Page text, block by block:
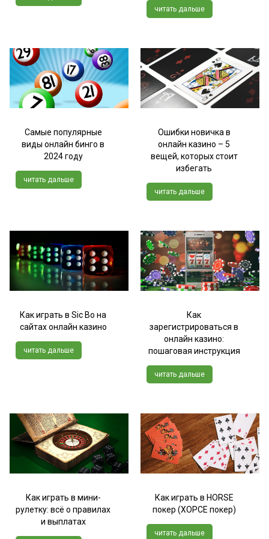
читать дальше
Самые популярные
виды онлайн бинго в
2024 году
читать дальше
Ошибки новичка в
онлайн казино – 5
вещей, которых стоит
избегать
читать дальше
Как играть в Sic Bo на
сайтах онлайн казино
читать дальше
Как
зарегистрироваться в
онлайн казино:
пошаговая инструкция
читать дальше
Как играть в мини-
рулетку: всё о правилах
и выплатах
Как играть в HORSE
покер (ХОРСЕ покер)
читать дальше